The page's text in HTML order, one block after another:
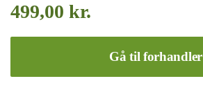
499,00 kr.
Gå til forhandler